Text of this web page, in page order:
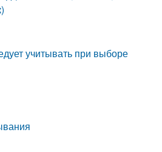
учитывать при выборе